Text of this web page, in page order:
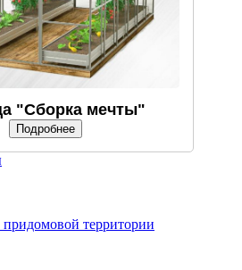
"Сборка мечты"
Подробнее
придомовой территории